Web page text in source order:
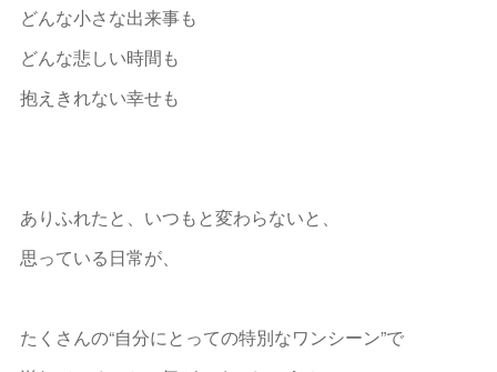
どんな小さな出来事も
どんな悲しい時間も
抱えきれない幸せも
ありふれたと、いつもと変わらないと、
思っている日常が、
たくさんの“自分にとっての特別なワンシーン”で